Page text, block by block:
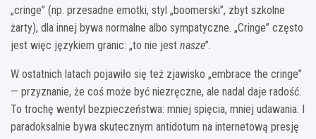
„cringe” (np. przesadne emotki, styl „boomerski”, zbyt szkolne
żarty), dla innej bywa normalne albo sympatyczne. „Cringe” często
jest więc językiem granic: „to nie jest nasze”.
W ostatnich latach pojawiło się też zjawisko „embrace the cringe”
— przyznanie, że coś może być niezręczne, ale nadal daje radość.
To trochę wentyl bezpieczeństwa: mniej spięcia, mniej udawania. I
paradoksalnie bywa skutecznym antidotum na internetową presję